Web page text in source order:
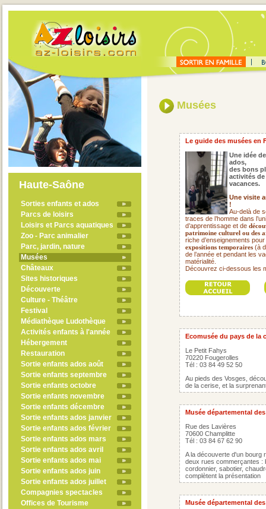
Haute-Saône
Sorties enfants et ados
Parcs de loisirs
Loisirs et Parcs aquatiques
Zoo - Parc animalier
Parc, jardin, nature
Musées
Châteaux
Sites historiques
Découverte
Culture - Théâtre
Festival
Médiathèque Ludothèque
Activités enfants à l'année
Hébergement
Restauration
Sortie enfants ados août
Sortie enfants septembre
Sortie enfants octobre
Sortie enfants novembre
Sortie enfants décembre
Sortie enfants ados janvier
Sortie enfants ados février
Sortie enfants ados mars
Sortie enfants ados avril
Sortie enfants ados mai
Sortie enfants ados juin
Sortie enfants ados juillet
Compagnies spectacles
Offices de Tourisme
Musées
Le guide des musées en
Une idée
ados,
des bons
activités
vacances.
Une visite
!
Au-delà de
traces de l’homme dans
d’apprentissage et de
patrimoine culturel ou des
riche d’enseignements
expositions temporaires (à
de l’année et pendant les
matérialité.
Découvrez ci-dessous les
Ecomusée du pays de la
Le Petit Fahys
70220 Fougerolles
Tél : 03 84 49 52 50
Au pieds des Vosges,
de la cerise, et la
Musée départemental
Rue des Lavières
70600 Champlitte
Tél : 03 84 67 62 90
A la découverte d'un bourg
deux rues commerçantes :
cordonnier, sabotier,
complètent la présentation
Musée départemental